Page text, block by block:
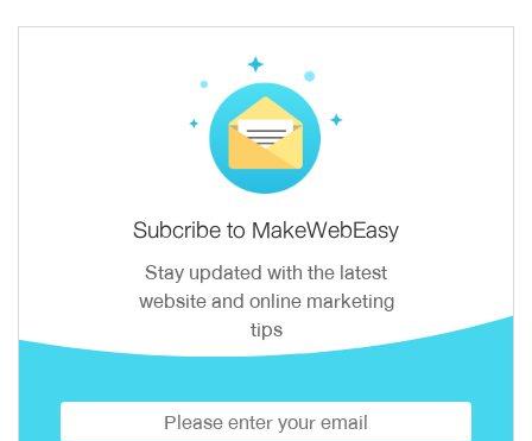
Subcribe to MakeWebEasy
Stay updated with the latest
website and online marketing
tips